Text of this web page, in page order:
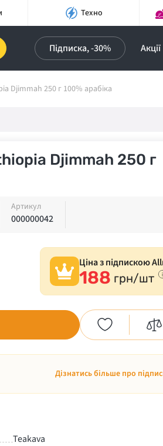
Техно
Підписка, -30% Акції
Djimmah 250 г 100% арабіка
Djimmah 250 г
Артикул
000000042
Ціна з підпискою
188 грн/шт
Дізнатись більше про
Teakava